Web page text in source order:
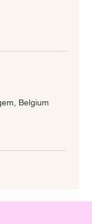
Belgium